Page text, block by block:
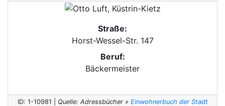
Straße:
Horst-Wessel-Str. 147
Beruf:
Bäckermeister
ID: 1-10981 | Quelle: Adressbücher » Einwohnerbuch der Stadt